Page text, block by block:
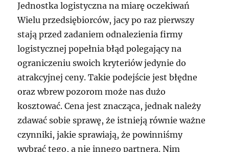
Jednostka logistyczna na miarę oczekiwań
Wielu przedsiębiorców, jacy po raz pierwszy
stają przed zadaniem odnalezienia firmy
logistycznej popełnia błąd polegający na
ograniczeniu swoich kryteriów jedynie do
atrakcyjnej ceny. Takie podejście jest błędne
oraz wbrew pozorom może nas dużo
kosztować. Cena jest znacząca, jednak należy
zdawać sobie sprawę, że istnieją równie ważne
czynniki, jakie sprawiają, że powinniśmy
wybrać tego, a nie innego partnera. Nim